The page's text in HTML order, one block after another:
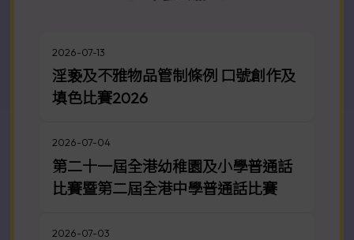
2026-07-13
淫亵及不雅物品管制條例 口號創作及
填色比賽2026
2026-07-04
第二十一屆全港幼稚園及小學普通話
比賽暨第二屆全港中學普通話比賽
2026-07-03